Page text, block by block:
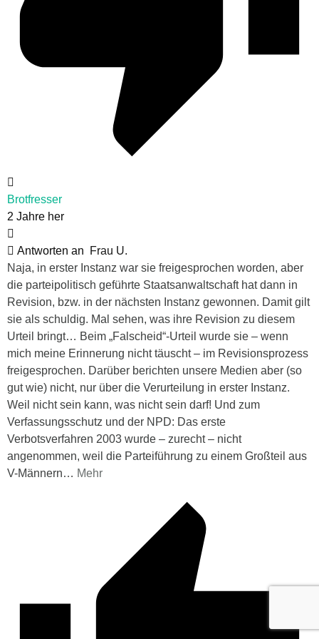
Brotfresser
2 Jahre her
Antworten an
Frau U.
Naja, in erster Instanz war sie freigesprochen worden, aber
die parteipolitisch geführte Staatsanwaltschaft hat dann in
Revision, bzw. in der nächsten Instanz gewonnen. Damit gilt
sie als schuldig. Mal sehen, was ihre Revision zu diesem
Urteil bringt… Beim „Falscheid“-Urteil wurde sie – wenn
mich meine Erinnerung nicht täuscht – im Revisionsprozess
freigesprochen. Darüber berichten unsere Medien aber (so
gut wie) nicht, nur über die Verurteilung in erster Instanz.
Weil nicht sein kann, was nicht sein darf! Und zum
Verfassungsschutz und der NPD: Das erste
Verbotsverfahren 2003 wurde – zurecht – nicht
angenommen, weil die Parteiführung zu einem Großteil aus
V-Männern… Mehr